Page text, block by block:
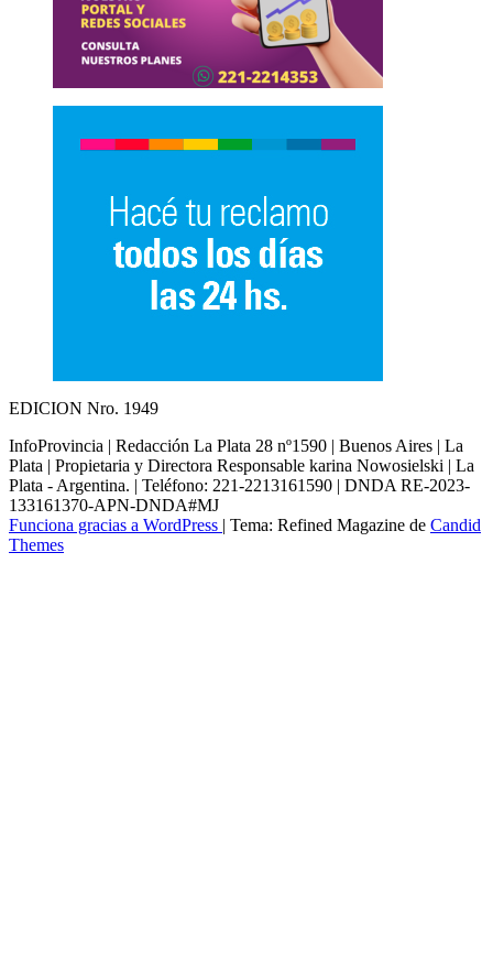
EDICION Nro. 1949
InfoProvincia | Redacción La Plata 28 nº1590 | Buenos Aires | La
Plata | Propietaria y Directora Responsable karina Nowosielski | La
Plata - Argentina. | Teléfono: 221-2213161590 | DNDA RE-2023-
133161370-APN-DNDA#MJ
Funciona gracias a WordPress | Tema: Refined Magazine de Candid
Themes